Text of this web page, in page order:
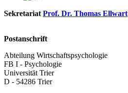
Sekretariat Prof. Dr. Thomas Ellwart
Postanschrift
Abteilung Wirtschaftspsychologie
FB I - Psychologie
Universität Trier
D - 54286 Trier